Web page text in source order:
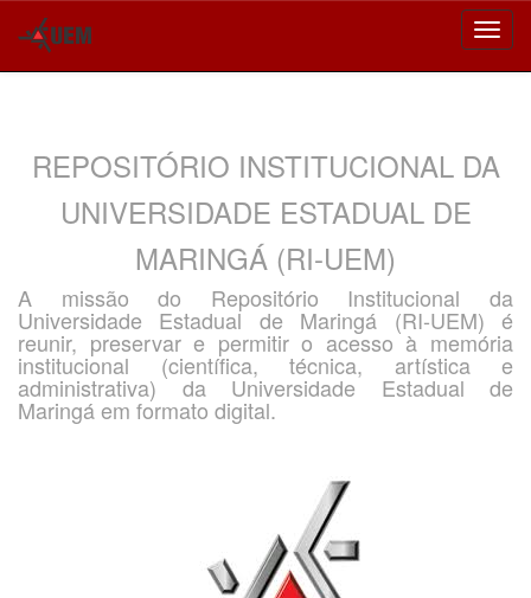
REPOSITÓRIO INSTITUCIONAL DA
UNIVERSIDADE ESTADUAL DE
MARINGÁ (RI-UEM)
A missão do Repositório Institucional da
Universidade Estadual de Maringá (RI-UEM) é
reunir, preservar e permitir o acesso à memória
institucional (científica, técnica, artística e
administrativa) da Universidade Estadual de
Maringá em formato digital.